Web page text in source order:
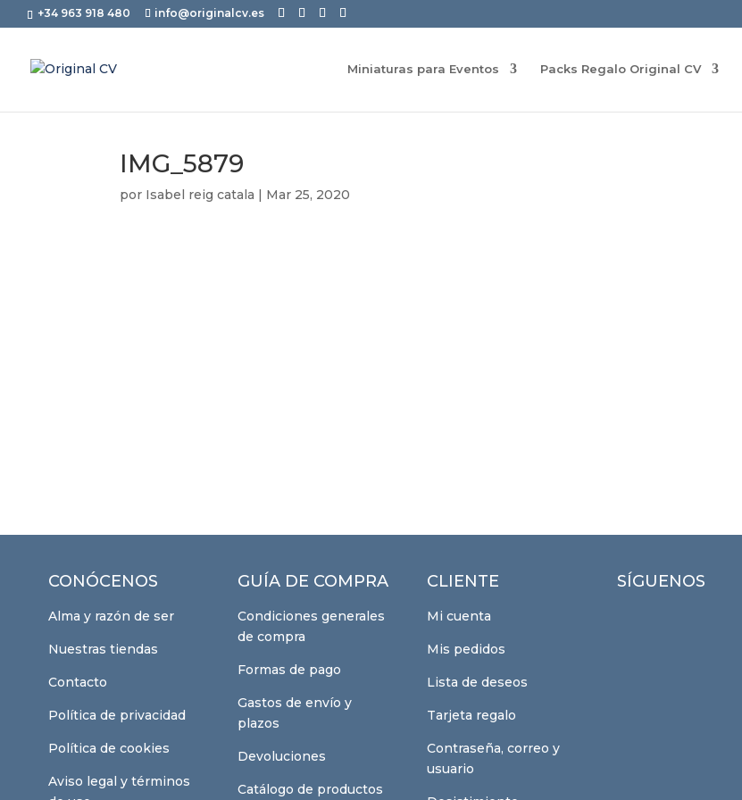
+34 963 918 480 info@originalcv.es
Miniaturas para Eventos Packs Regalo Original CV
IMG_5879
por Isabel reig catala | Mar 25, 2020
CONÓCENOS
Alma y razón de ser
Nuestras tiendas
Contacto
Política de privacidad
Política de cookies
Aviso legal y términos
GUÍA DE COMPRA
Condiciones generales
de compra
Formas de pago
Gastos de envío y
plazos
Devoluciones
Catálogo de productos
CLIENTE
Mi cuenta
Mis pedidos
Lista de deseos
Tarjeta regalo
Contraseña, correo y
usuario
SÍGUENOS